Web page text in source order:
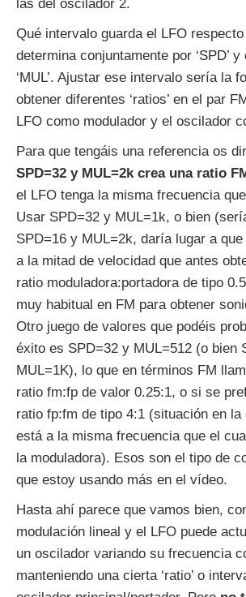
las del oscilador 2.
Qué intervalo guarda el LFO
determina conjuntamente por ‘SPD’
‘MUL’. Ajustar ese intervalo sería la
obtener diferentes ‘ratios’ en el par
LFO como modulador y el oscilador
Para que tengáis una referencia os
SPD=32 y MUL=2k crea una ratio
el LFO tenga la misma frecuencia
Usar SPD=32 y MUL=1k, o bien
SPD=16 y MUL=2k, daría lugar a
a la mitad de velocidad que antes
ratio moduladora:portadora de tipo
muy habitual en FM para obtener
Otro juego de valores que podéis
éxito es SPD=32 y MUL=512 (o bien
MUL=1K), lo que en términos FM
ratio fm:fp de valor 0.25:1, o si se
ratio fp:fm de tipo 4:1 (situación en la
está a la misma frecuencia que el
la moduladora). Esos son el tipo de
que estoy usando más en el vídeo.
Hasta ahí parece que vamos bien,
modulación lineal y el LFO puede
un oscilador variando su frecuencia
manteniendo una cierta ‘ratio’ o